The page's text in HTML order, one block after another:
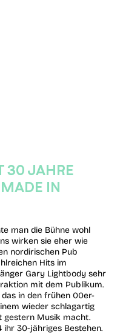
30 JAHRE
IN
man die Bühne wohl
wirken sie eher wie
nordirischen Pub
Hits im
Gary Lightbody sehr
mit dem Publikum.
das in den frühen 00er-
wieder schlagartig
gestern Musik macht.
30-jähriges Bestehen.